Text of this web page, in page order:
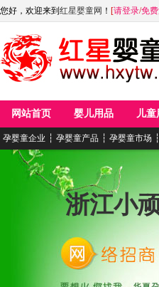
您好，欢迎来到 红星婴童网 ！ [请登录/免
网站首页 婴儿用品 儿童
孕婴童企业 ┆ 孕婴童产品 ┆ 孕婴童市场 ┆
浙江小